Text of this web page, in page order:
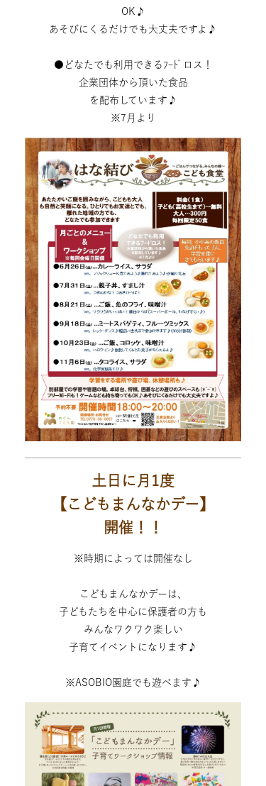
OK♪
あそびにくるだけでも大丈夫ですよ♪
●どなたでも利用できるﾌｰﾄﾞロス！
企業団体から頂いた食品
を配布しています♪
※7月より
土日に月1度
【こどもまんなかデー】
開催！！
※時期によっては開催なし
こどもまんなかデーは、
子どもたちを中心に保護者の方も
みんなワクワク楽しい
子育てイベントになります♪
※ASOBIO園庭でも遊べます♪